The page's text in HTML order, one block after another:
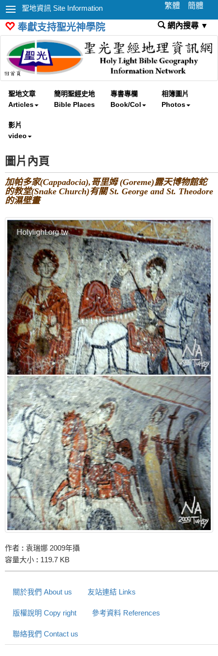
聖地資訊 Site Information 繁體 簡體
奉獻支持聖光神學院 網內搜尋 ▼
聖地文章
Articles
簡明聖經史地
Bible Places
專書專欄
Book/Col
相簿圖片
Photos
影片
video
圖片內頁
加帕多家(Cappadocia),哥里姆 (Goreme)露天博物館蛇
的教堂(Snake Church)有關 St. George and St. Theodore
的濕壁畫
作者 : 袁瑞娜 2009年攝
容量大小 : 119.7 KB
關於我們 About us 友站連結 Links
版權說明 Copy right 參考資料 References
聯絡我們 Contact us